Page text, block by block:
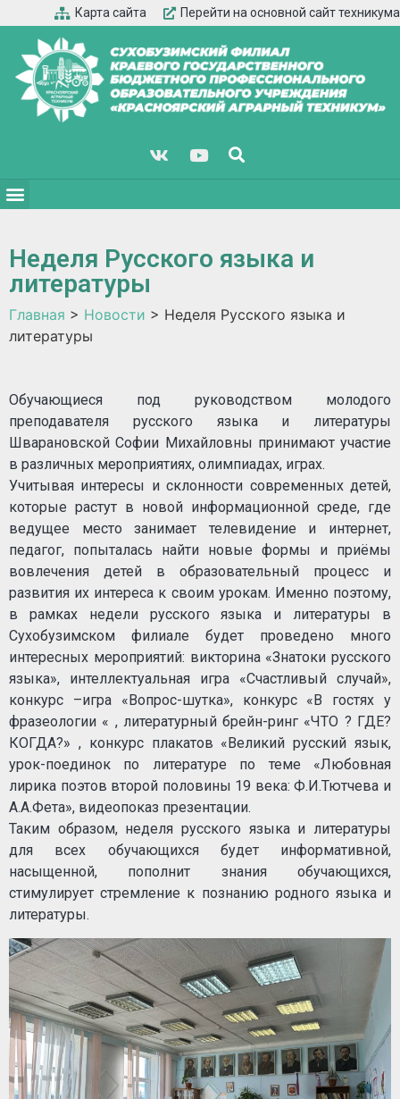
Карта сайта Перейти на основной сайт техникума
Неделя Русского языка и
литературы
Главная > Новости > Неделя Русского языка и
литературы
Обучающиеся под руководством молодого
преподавателя русского языка и литературы
Шварановской Софии Михайловны принимают участие
в различных мероприятиях, олимпиадах, играх.
Учитывая интересы и склонности современных детей,
которые растут в новой информационной среде, где
ведущее место занимает телевидение и интернет,
педагог, попыталась найти новые формы и приёмы
вовлечения детей в образовательный процесс и
развития их интереса к своим урокам. Именно поэтому,
в рамках недели русского языка и литературы в
Сухобузимском филиале будет проведено много
интересных мероприятий: викторина «Знатоки русского
языка», интеллектуальная игра «Счастливый случай»,
конкурс –игра «Вопрос-шутка», конкурс «В гостях у
фразеологии « , литературный брейн-ринг «ЧТО ? ГДЕ?
КОГДА?» , конкурс плакатов «Великий русский язык,
урок-поединок по литературе по теме «Любовная
лирика поэтов второй половины 19 века: Ф.И.Тютчева и
А.А.Фета», видеопоказ презентации.
Таким образом, неделя русского языка и литературы
для всех обучающихся будет информативной,
насыщенной, пополнит знания обучающихся,
стимулирует стремление к познанию родного языка и
литературы.